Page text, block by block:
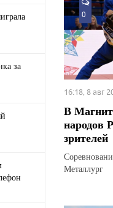
за
0
16:18, 8 авг
В
народов
зрителей
Металлург